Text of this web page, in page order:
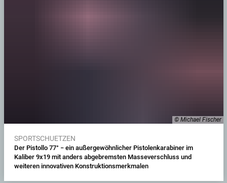
© Michael Fischer
SPORTSCHUETZEN
Der Pistollo 77° − ein außergewöhnlicher Pistolenkarabiner im
Kaliber 9x19 mit anders abgebremsten Masseverschluss und
weiteren innovativen Konstruktionsmerkmalen